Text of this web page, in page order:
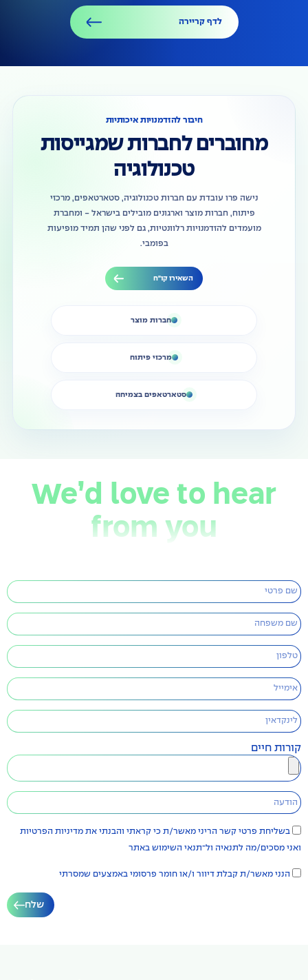
לדף קריירה
חיבור להזדמנויות איכותיות
מחוברים לחברות שמגייסות
טכנולוגיה
נישה פרו עובדת עם חברות טכנולוגיה, סטארטאפים, מרכזי
פיתוח, חברות מוצר וארגונים מובילים בישראל - ומחברת
מועמדים להזדמנויות רלוונטיות, גם לפני שהן תמיד מופיעות
בפומבי.
השאירו קו״ח
חברות מוצר
מרכזי פיתוח
סטארטאפים בצמיחה
We’d love to hear
from you
קורות חיים
בשליחת פרטי קשר הריני מאשר/ת כי קראתי והבנתי את מדיניות הפרטיות
ואני מסכים/מה לתנאיה ול־תנאי השימוש באתר
הנני מאשר/ת קבלת דיוור ו/או חומר פרסומי באמצעים שמסרתי
שלח